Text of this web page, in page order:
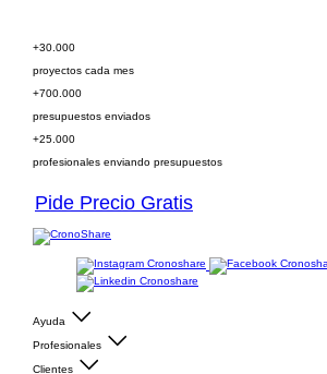
+30.000
proyectos cada mes
+700.000
presupuestos enviados
+25.000
profesionales enviando presupuestos
Pide Precio Gratis
Ayuda
Profesionales
Clientes